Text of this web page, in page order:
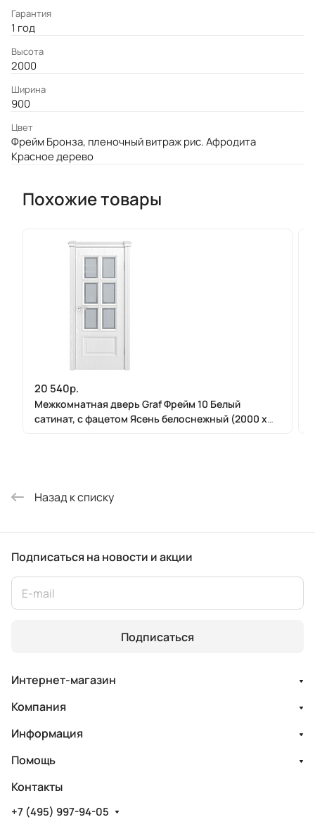
Гарантия
1 год
Высота
2000
Ширина
900
Цвет
Фрейм Бронза, пленочный витраж рис. Афродита
Красное дерево
Похожие товары
20 540р.
Межкомнатная дверь Graf Фрейм 10 Белый
сатинат, с фацетом Ясень белоснежный (2000 х
Назад к списку
Подписаться на новости и акции
Подписаться
Интернет-магазин
Компания
Информация
Помощь
Контакты
+7 (495) 997-94-05